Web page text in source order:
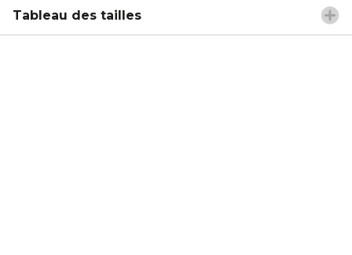
Tableau des tailles